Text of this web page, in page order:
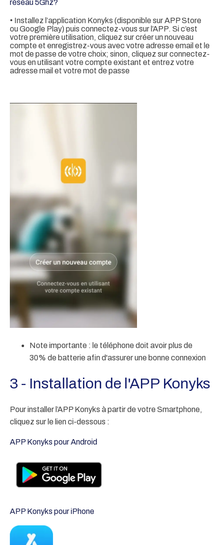
réseau 5Ghz?
• Installez l’application Konyks (disponible sur APP Store
ou Google Play) puis connectez-vous sur l’APP. Si c’est
votre première utilisation, cliquez sur créer un nouveau
compte et enregistrez-vous avec votre adresse email et le
mot de passe de votre choix; sinon, cliquez sur connectez-
vous en utilisant votre compte existant et entrez votre
adresse mail et votre mot de passe
Note importante : le téléphone doit avoir plus de
30% de batterie afin d'assurer une bonne connexion
3 - Installation de l'APP Konyks
Pour installer l’APP Konyks à partir de votre Smartphone,
cliquez sur le lien ci-dessous :
APP Konyks pour Android
APP Konyks pour iPhone